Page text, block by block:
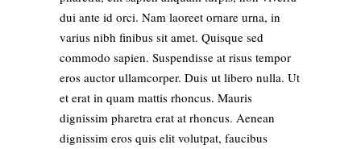
dui ante id orci. Nam laoreet ornare urna, in
varius nibh finibus sit amet. Quisque sed
commodo sapien. Suspendisse at risus tempor
eros auctor ullamcorper. Duis ut libero nulla. Ut
et erat in quam mattis rhoncus. Mauris
dignissim pharetra erat at rhoncus. Aenean
dignissim eros quis elit volutpat, faucibus